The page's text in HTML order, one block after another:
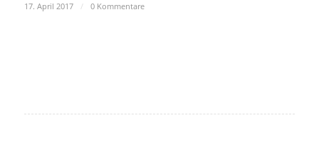
17. April 2017 / 0 Kommentare